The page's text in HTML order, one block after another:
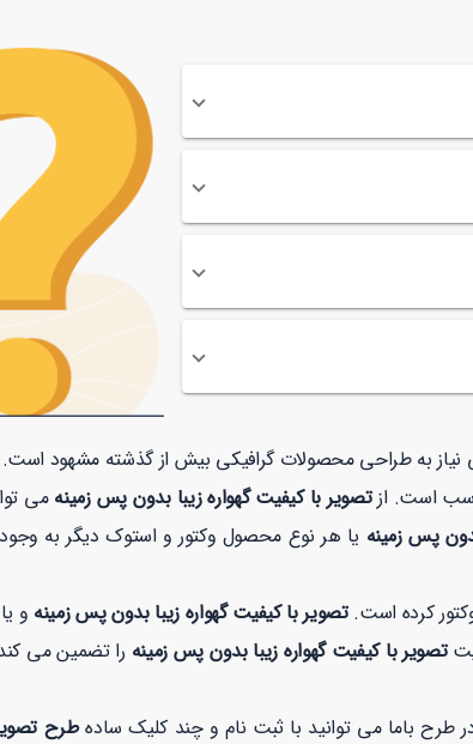
نیاز به طراحی محصولات گرافیکی بیش از گذشته مشهود
است. ازتصویر با کیفیت گهواره زیبا بدون پس زمینهمی
پس زمینه یا هر نوع محصول وکتور و استوک دیگر به
کرده است.تصویر با کیفیت گهواره زیبا بدون پس زمینه و
تصویر با کیفیت گهواره زیبا بدون پس زمینه را تضمین می
باما می توانید با ثبت نام و چند کلیک سادهطرح